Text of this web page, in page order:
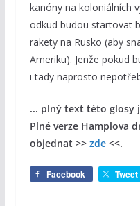
kanóny na koloniálních
odkud budou startovat
rakety na Rusko (aby
Ameriku). Jenže pokud
i tady naprosto
... plný text této glosy
Plné verze Hamplova
objednat >> zde<<.
Facebook Tweet